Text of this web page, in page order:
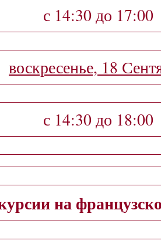
с 14:30 до 17:00
воскресенье, 18
с 14:30 до 18:00
на